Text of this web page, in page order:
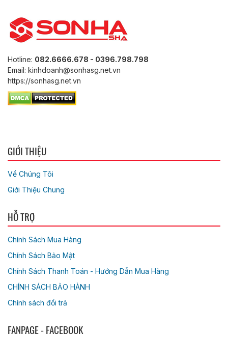
Hotline: 082.6666.678 - 0396.798.798
Email: kinhdoanh@sonhasg.net.vn
https://sonhasg.net.vn
GIỚI THIỆU
Về Chúng Tôi
Giới Thiệu Chung
HỖ TRỢ
Chính Sách Mua Hàng
Chính Sách Bảo Mật
Chính Sách Thanh Toán - Hướng Dẫn Mua Hàng
CHÍNH SÁCH BẢO HÀNH
Chính sách đổi trả
FANPAGE - FACEBOOK